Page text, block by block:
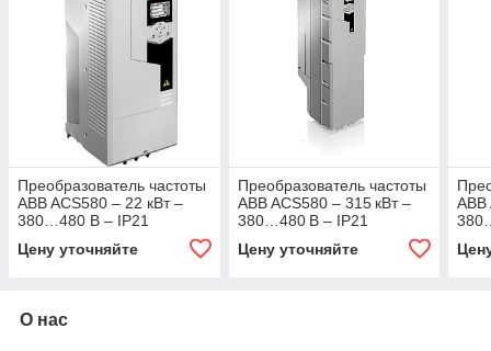
Преобразователь частоты
ABB ACS580 – 22 кВт –
380…480 В – IP21
Цену уточняйте
Преобразователь частоты
ABB ACS580 – 315 кВт –
380…480 В – IP21
Цену уточняйте
ABB
О нас